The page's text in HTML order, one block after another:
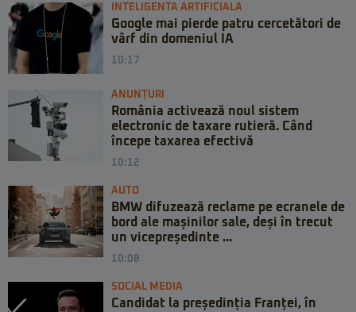
INTELIGENTA ARTIFICIALA
Google mai pierde patru cercetători de
vârf din domeniul IA
10:17
ANUNȚURI
România activează noul sistem
electronic de taxare rutieră. Când
începe taxarea efectivă
10:12
AUTO
BMW difuzează reclame pe ecranele de
bord ale mașinilor sale, deși în trecut
un vicepreședinte ...
10:08
SOCIAL MEDIA
Candidat la președinția Franței, în